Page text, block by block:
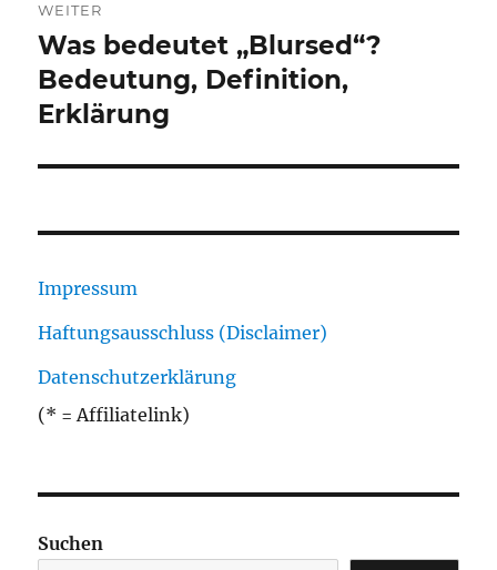
WEITER
Nächster
Beitrag:
Was bedeutet „Blursed“?
Bedeutung, Definition,
Erklärung
Impressum
Haftungsausschluss (Disclaimer)
Datenschutzerklärung
(* = Affiliatelink)
Suchen